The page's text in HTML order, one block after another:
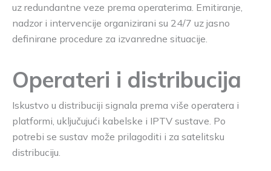
uz redundantne veze prema operaterima. Emitiranje,
nadzor i intervencije organizirani su 24/7 uz jasno
definirane procedure za izvanredne situacije.
Operateri i distribucija
Iskustvo u distribuciji signala prema više operatera i
platformi, uključujući kabelske i IPTV sustave. Po
potrebi se sustav može prilagoditi i za satelitsku
distribuciju.